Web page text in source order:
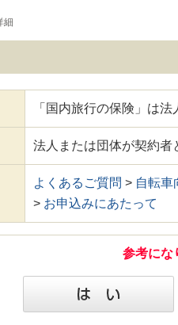
細
「国内旅行の保険」は
法人または団体が契約者
よくあるご質問 > 自転車
> お申込みにあたって
参考にな